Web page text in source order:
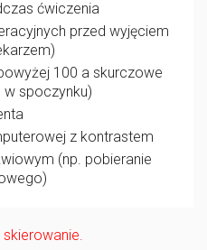
ćwiczenia
przed wyjęciem
100 a skurczowe
spoczynku)
z kontrastem
(np. pobieranie